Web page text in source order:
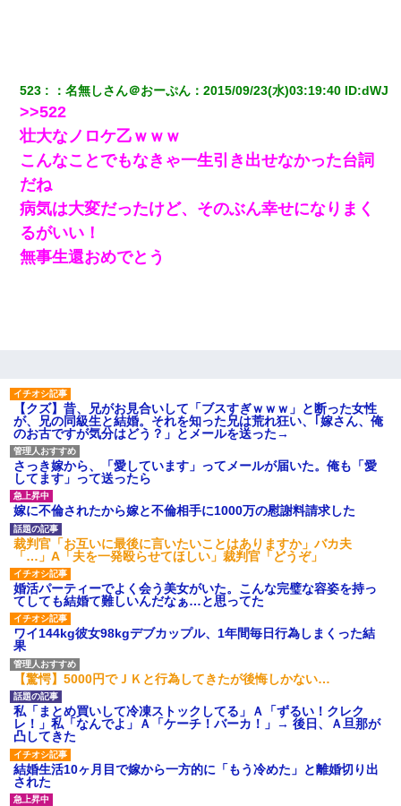
アパートのドアに『ハンザイ者！この人はさいあくの人です』と
張り紙が！大家「面倒はごめんだよ」私「はあ」→警察に行き、
見回りで犯人が捕まったが、それが…｜生活｜ヌルポあんてな
中途採用のAが部長から呼び出された。Aはヘラヘラと部屋に入っ
ていき、1時間後に号泣しながら出てきて…
昨日37歳のおばさんと行為したんだけどめちゃくちゃだった
隣の部屋の住民の母親、オートロックを突破してマンションに入
居酒屋にて。兄の紹介者「お酒飲みなって」私「未成年なので無
理です！」酷すぎるワードの連発で、耐えきれず店員に5千円を渡
し「お勘定です。逃がして下さい」その後、録音内容を父に聞か
せたら...
この母親は娘の黒歴史を掘り出さないと死ぬんか？ 死ぬんか？
放置子が病院送りになったらしい → 俺（二度と帰ってくるなよ…
嫁を半身不随にしやがった恨みは、正直こんなもんじゃ晴れな
い）
高1のとき男に襲われ、不妊の叔母に頼まれて出産。→叔母夫婦が
養子縁組してアメリカに子供を連れ帰った。→9・11で叔母夫婦が
亡くなってしまい…
【悲報】姉と入浴中に大きくなってしまった結果ｗｗｗｗｗｗｗ
ｗ
【復讐】義兄嫁「生活費、足りない分を貸してほしい」私「貸す
わけないでしょｗｗｗｗ」→ 理由を話したら泣き出して・・私
（あまりにも希望通り）
523 ：名無しさん＠おーぷん ：2015/09/23(水)03:19:40 ID:dWJ
>>522
壮大なノロケ乙ｗｗｗ
こんなことでもなきゃ一生引き出せなかった台詞
だね
病気は大変だったけど、そのぶん幸せになりまく
るがいい！
無事生還おめでとう
【クズ】昔、兄がお見合いして「ブスすぎｗｗｗ」と断った女性
が、兄の同級生と結婚。それを知った兄は荒れ狂い、｢嫁さん、俺
のお古ですが気分はどう？」とメールを送った→
さっき嫁から、「愛しています」ってメールが届いた。俺も「愛
してます」って送ったら
嫁に不倫されたから嫁と不倫相手に1000万の慰謝料請求した
裁判官「お互いに最後に言いたいことはありますか」バカ夫
「…」A「夫を一発殴らせてほしい」裁判官「どうぞ」
婚活パーティーでよく会う美女がいた。こんな完璧な容姿を持っ
てしても結婚て難しいんだなぁ…と思ってた
ワイ144kg彼女98kgデブカップル、1年間毎日行為しまくった結
果
【驚愕】5000円でＪＫと行為してきたが後悔しかない…
私「まとめ買いして冷凍ストックしてる」Ａ「ずるい！クレク
レ！」私「なんでよ」Ａ「ケーチ！バーカ！」→ 後日、Ａ旦那が
凸してきた
結婚生活10ヶ月目で嫁から一方的に「もう冷めた」と離婚切り出
された